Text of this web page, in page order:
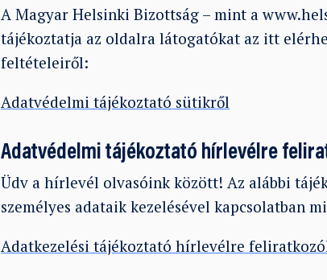
A Magyar Helsinki Bizottság – mint a
tájékoztatja az oldalra látogatókat az itt
feltételeiről:
Adatvédelmi tájékoztató sütikről
Adatvédelmi tájékoztató hírlevélre
Üdv a hírlevél olvasóink között! Az alábbi
személyes adataik kezelésével kapcsolatban
Adatkezelési tájékoztató hírlevélre